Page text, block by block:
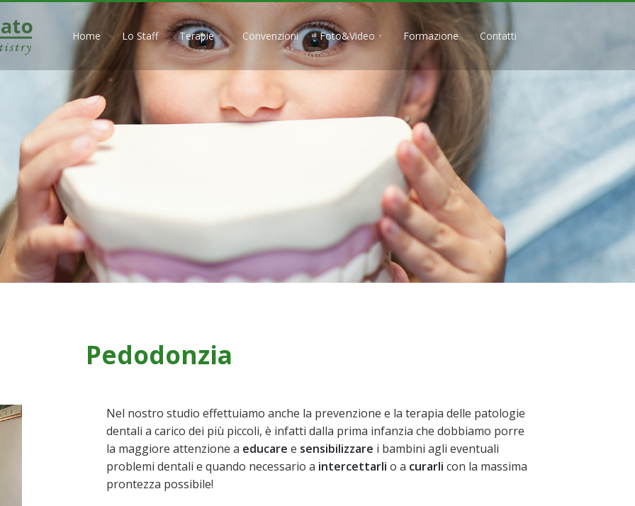
Home Lo Staff Terapie Convenzioni Foto&Video Formazione Contatti
Pedodonzia
Nel nostro studio effettuiamo anche la prevenzione e la terapia delle patologie
dentali a carico dei più piccoli, è infatti dalla prima infanzia che dobbiamo porre
la maggiore attenzione a educare e sensibilizzare i bambini agli eventuali
problemi dentali e quando necessario a intercettarli o a curarli con la massima
prontezza possibile!